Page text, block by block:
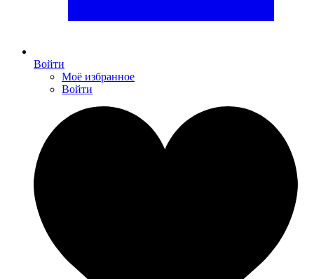
Войти
Моё избранное
Войти